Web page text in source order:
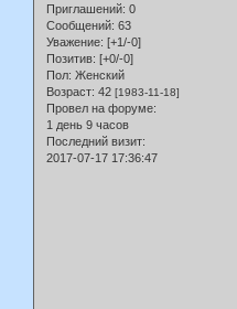
Приглашений: 0
Сообщений: 63
Уважение: [+1/-0]
Позитив: [+0/-0]
Пол: Женский
Возраст: 42 [1983-11-18]
Провел на форуме:
1 день 9 часов
Последний визит:
2017-07-17 17:36:47